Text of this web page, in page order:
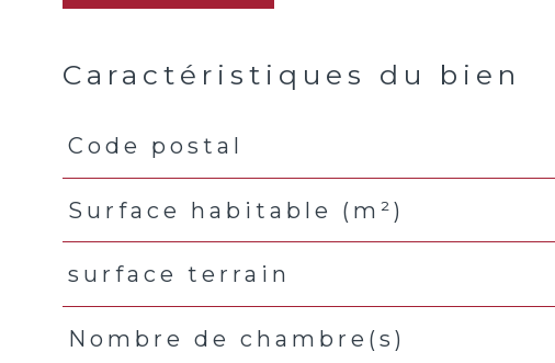
Caractéristiques du bien
Caractéristiques
Code postal
Surface habitable (m²)
surface terrain
Nombre de chambre(s)